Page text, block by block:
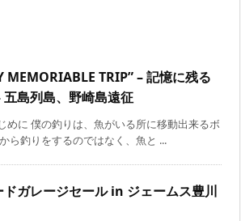
MEMORIABLE TRIP” – 記憶に残る
五島列島、野崎島遠征
めに 僕の釣りは、魚がいる所に移動出来るボ
ら釣りをするのではなく、魚と ...
ドガレージセール in ジェームス豊川